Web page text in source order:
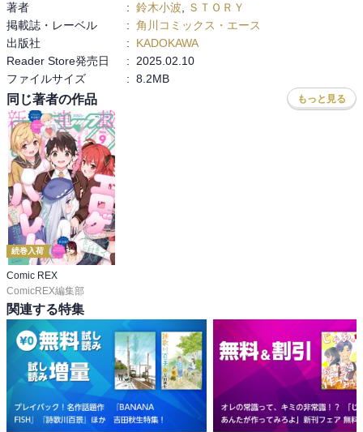
著者
: 鈴木小波, ＳＴＯＲＹ
掲載誌・レーベル
: 角川コミックス・エース
出版社
:
KADOKAWA
Reader Store発売日
: 2025.02.10
ファイルサイズ
: 8.2MB
同じ著者の作品 もっと見る
続巻入荷
Comic REX
ComicREX編集部
関連する特集